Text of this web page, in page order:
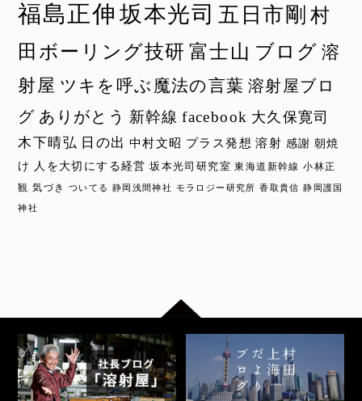
福島正伸 坂本光司 五日市剛 村
田ボーリング技研 富士山 ブログ 溶
射屋 ツキを呼ぶ魔法の言葉 溶射屋ブロ
グ ありがとう 新幹線 facebook 大久保寛司
木下晴弘 日の出 中村文昭 プラス発想 溶射 感謝 朝焼
け 人を大切にする経営 坂本光司研究室 東海道新幹線 小林正
観 気づき ついてる 静岡浅間神社 モラロジー研究所 香取貴信 静岡護国
神社